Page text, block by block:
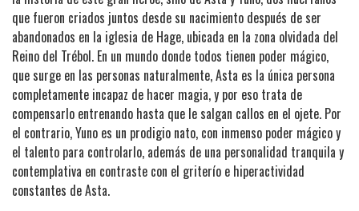
que fueron criados juntos desde su nacimiento después de ser
abandonados en la iglesia de Hage, ubicada en la zona olvidada del
Reino del Trébol. En un mundo donde todos tienen poder mágico,
que surge en las personas naturalmente, Asta es la única persona
completamente incapaz de hacer magia, y por eso trata de
compensarlo entrenando hasta que le salgan callos en el ojete. Por
el contrario, Yuno es un prodigio nato, con inmenso poder mágico y
el talento para controlarlo, además de una personalidad tranquila y
contemplativa en contraste con el griterío e hiperactividad
constantes de Asta.